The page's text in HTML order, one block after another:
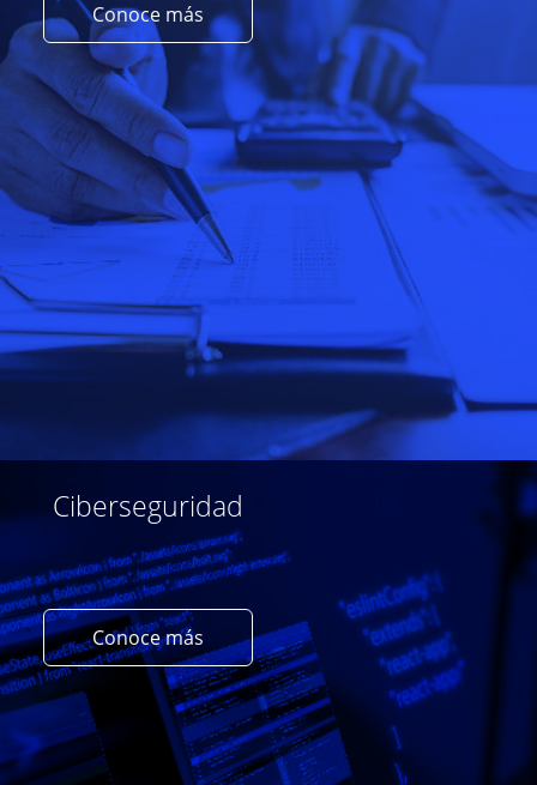
Conoce más
Ciberseguridad
Conoce más